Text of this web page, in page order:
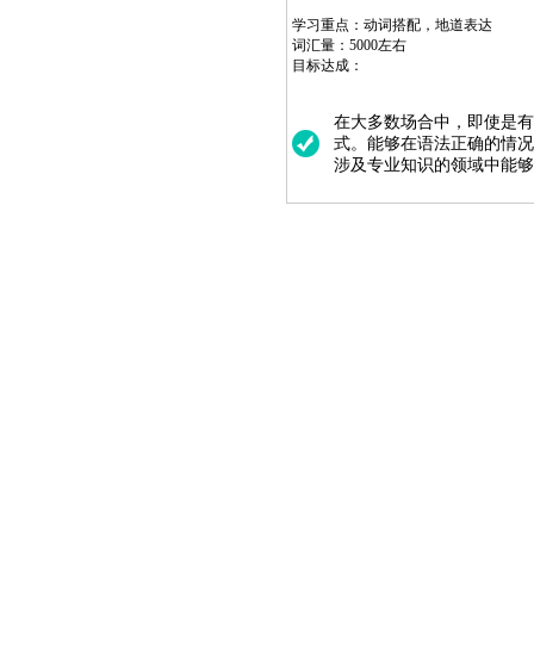
学习重点：动词搭配，地道表达
词汇量：5000左右
目标达成：
在大多数场合中，即使是
式。能够在语法正确的情
涉及专业知识的领域中能